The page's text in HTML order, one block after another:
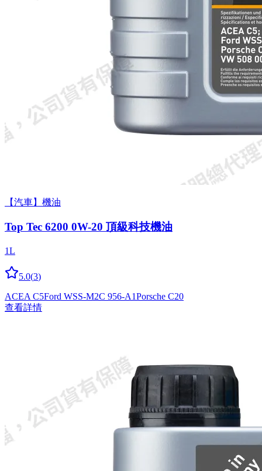
【汽車】機油
Top Tec 6200 0W-20 頂級科技機油
1L
5.0(3)
ACEA C5Ford WSS-M2C 956-A1Porsche C20
查看詳情